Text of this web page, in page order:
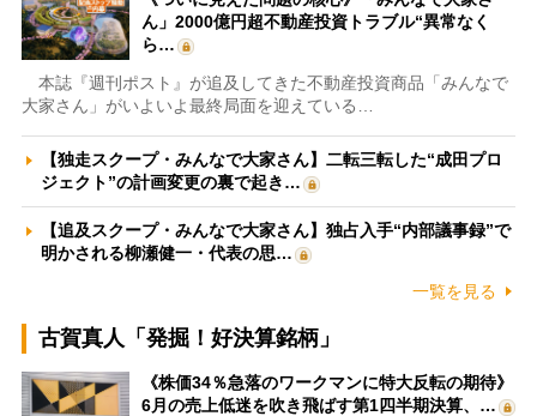
ん」2000億円超不動産投資トラブル“異常なく
ら…
本誌『週刊ポスト』が追及してきた不動産投資商品「みんなで
大家さん」がいよいよ最終局面を迎えている…
【独走スクープ・みんなで大家さん】二転三転した“成田プロ
ジェクト”の計画変更の裏で起き…
【追及スクープ・みんなで大家さん】独占入手“内部議事録”で
明かされる柳瀬健一・代表の思…
一覧を見る
古賀真人「発掘！好決算銘柄」
《株価34％急落のワークマンに特大反転の期待》
6月の売上低迷を吹き飛ばす第1四半期決算、…